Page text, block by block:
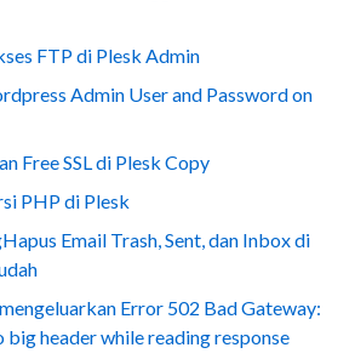
FTP di Plesk Admin
Admin User and Password on
Free SSL di Plesk Copy
PHP di Plesk
Email Trash, Sent, dan Inbox di
Error 502 Bad Gateway:
big header while reading response